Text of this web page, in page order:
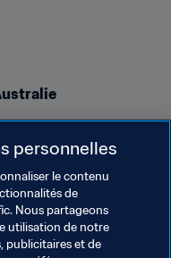
volontaires et
services. Pour
d'un
a été annoncée cette
Didier Drogba,
personnelles
le contenu
de
Nous partageons
utilisation de notre
publicitaires et de